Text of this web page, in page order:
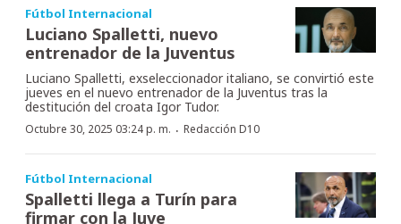
Fútbol Internacional
Luciano Spalletti, nuevo
entrenador de la Juventus
Luciano Spalletti, exseleccionador italiano, se convirtió este
jueves en el nuevo entrenador de la Juventus tras la
destitución del croata Igor Tudor.
Octubre 30, 2025 03:24 p. m. · Redacción D10
Fútbol Internacional
Spalletti llega a Turín para
firmar con la Juve